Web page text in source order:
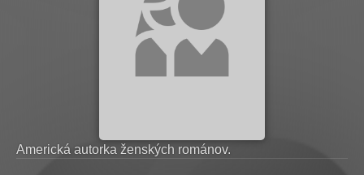
Americká autorka ženských románov.